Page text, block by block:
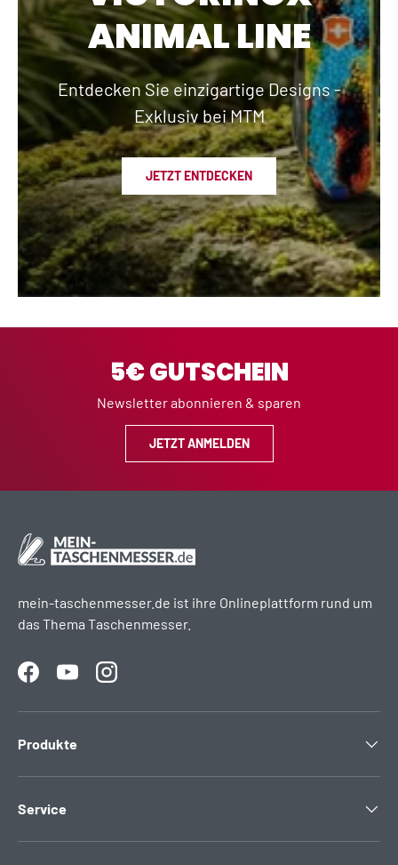
ANIMAL LINE
Entdecken Sie einzigartige Designs -
Exklusiv bei MTM
JETZT ENTDECKEN
5€ GUTSCHEIN
Newsletter abonnieren & sparen
JETZT ANMELDEN
mein-taschenmesser.de ist ihre Onlineplattform rund um
das Thema Taschenmesser.
FacebookYouTubeInstagram
Produkte
Service